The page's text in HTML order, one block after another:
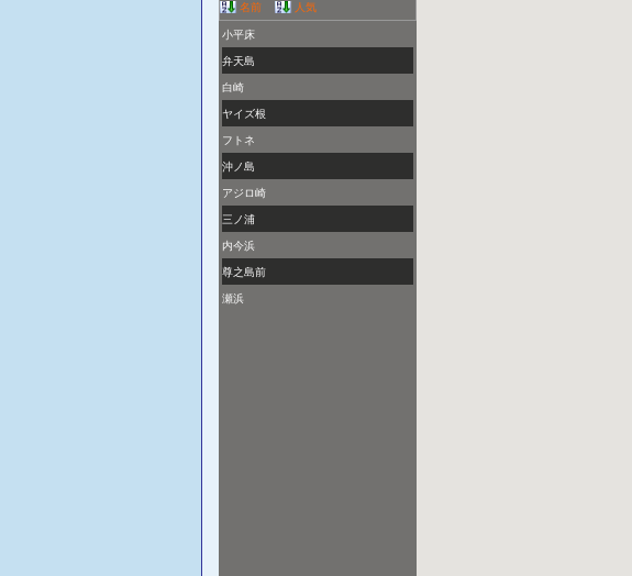
名前 人気
小平床
弁天島
白崎
ヤイズ根
フトネ
沖ノ島
アジロ崎
三ノ浦
内今浜
尊之島前
瀬浜